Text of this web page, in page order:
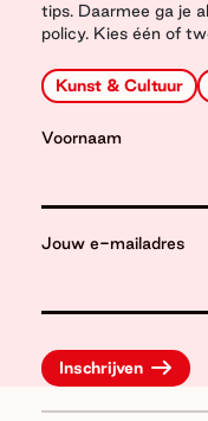
tips. Daarmee ga je
policy. Kies één of
Kunst & Cultuur
Jouw e-mailadres
Voornaam